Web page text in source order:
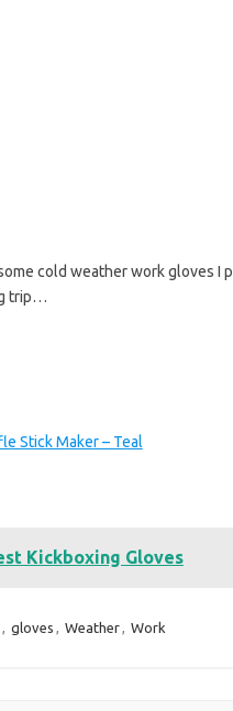
cold weather work gloves I
trip…
Stick Maker – Teal
Kickboxing Gloves
, gloves , Weather, Work